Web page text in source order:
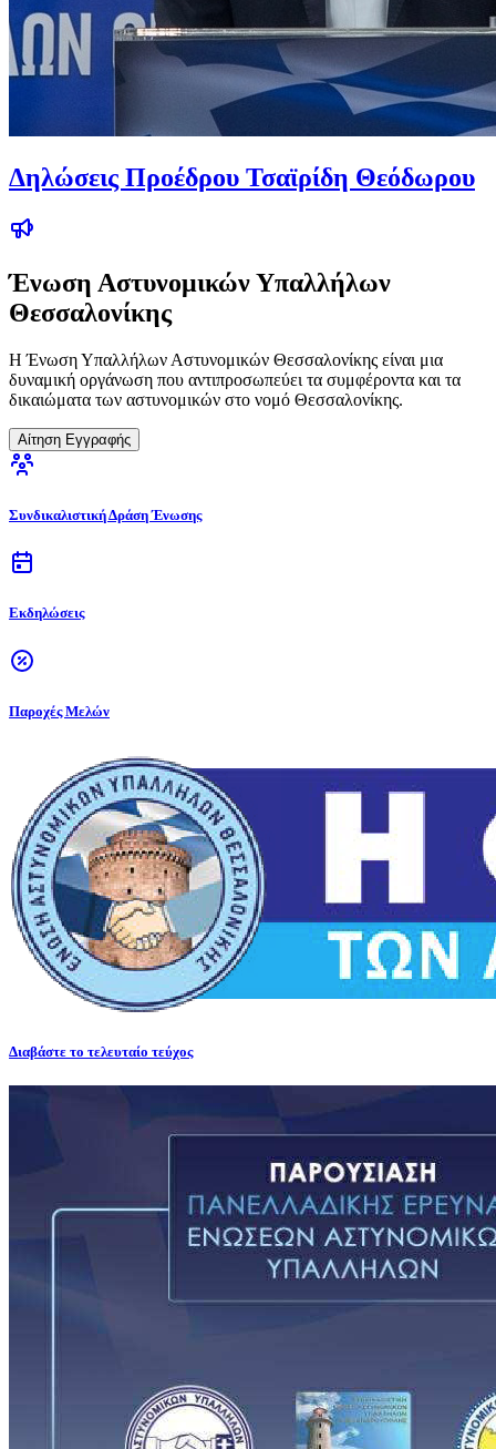
Δηλώσεις Προέδρου Τσαϊρίδη Θεόδωρου
Ένωση Αστυνομικών Υπαλλήλων
Θεσσαλονίκης
Η Ένωση Υπαλλήλων Αστυνομικών Θεσσαλονίκης είναι μια
δυναμική οργάνωση που αντιπροσωπεύει τα συμφέροντα και τα
δικαιώματα των αστυνομικών στο νομό Θεσσαλονίκης.
Αίτηση Εγγραφής
Συνδικαλιστική Δράση Ένωσης
Εκδηλώσεις
Παροχές Μελών
Διαβάστε το τελευταίο τεύχος